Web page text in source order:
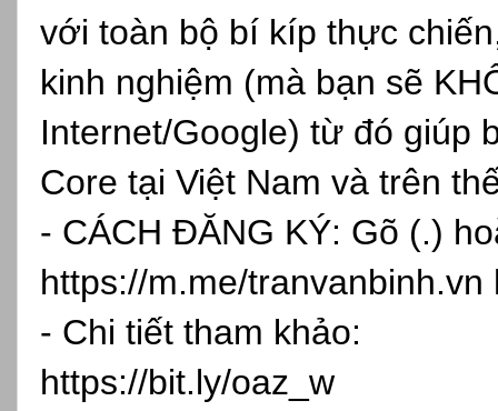
với toàn bộ bí kíp thực
kinh nghiệm (mà bạn sẽ
Internet/Google) từ đó giúp
Core tại Việt Nam và trên
- CÁCH ĐĂNG KÝ: Gõ (.)
https://m.me/tranvanbinh.vn
- Chi tiết tham khảo:
https://bit.ly/oaz_w